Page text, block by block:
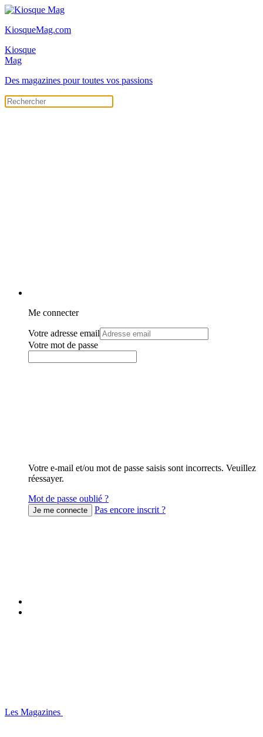
KiosqueMag.com
Kiosque
Mag
Des magazines pour toutes vos passions
Me connecter
Votre adresse email
Votre mot de passe
Votre e-mail et/ou mot de passe saisis sont incorrects. Veuillez
réessayer.
Mot de passe oublié ?
Pas encore inscrit ?
Les Magazines